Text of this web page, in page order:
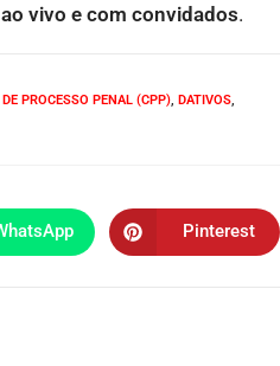
vivo e com convidados.
PROCESSO PENAL (CPP), DATIVOS,
Pinterest